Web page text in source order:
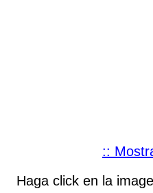
::
Haga click en la